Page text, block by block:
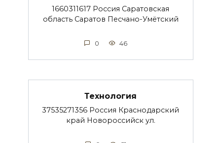
1660311617 Россия Саратовская
область Саратов Песчано-Умётский
0 46
Технология
37535271356 Россия Краснодарский
край Новороссийск ул.